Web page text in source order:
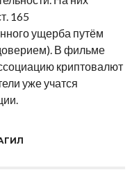
165
ущерба путём
В фильме
криптовалют
уже учатся